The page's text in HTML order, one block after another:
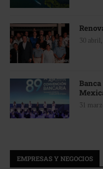
30
31
EMPRESAS Y NEGOCIOS